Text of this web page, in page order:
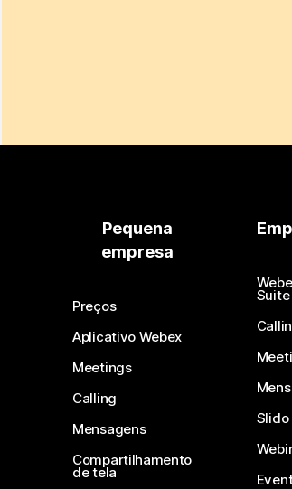
Pequena
empresa
Preços
Aplicativo Webex
Meetings
Calling
Mensagens
Compartilhamento
de tela
Suite
Slido